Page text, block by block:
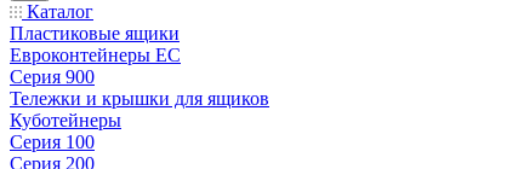
Каталог
Пластиковые ящики
Евроконтейнеры ЕС
Серия 900
Тележки и крышки для ящиков
Куботейнеры
Серия 100
Серия 200